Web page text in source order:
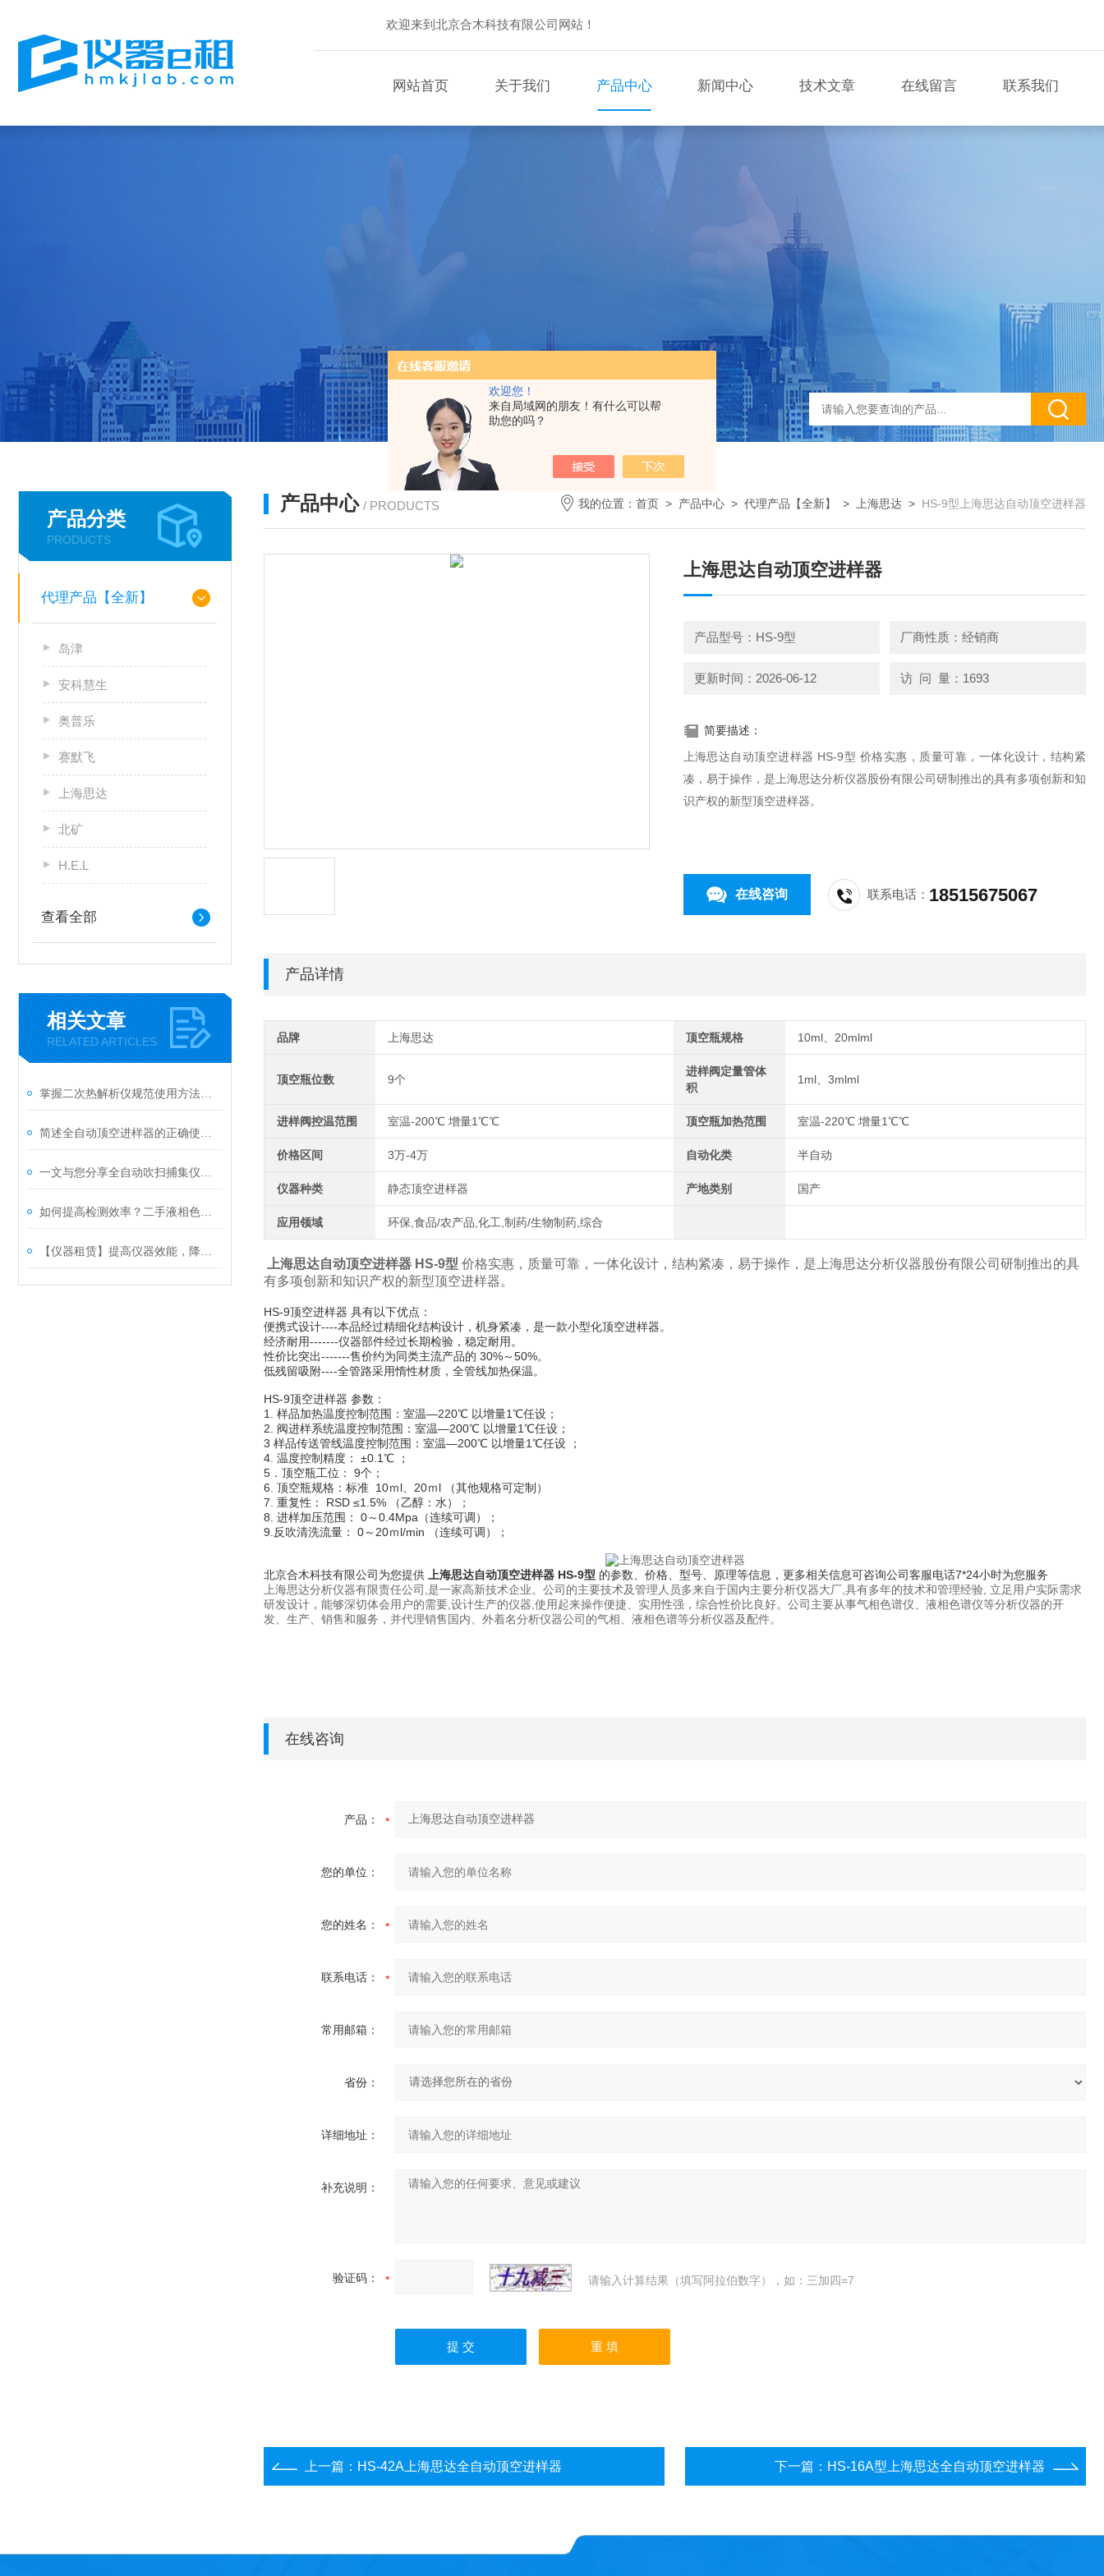
欢迎您！
来自局域网的朋友！有什么可以帮
助您的吗？
欢迎来到北京合木科技有限公司网站！
网站首页 关于我们 产品中心 新闻中心 技术文章 在线留言 联系我们
产品分类
PRODUCTS
代理产品【全新】
岛津
安科慧生
奥普乐
赛默飞
上海思达
北矿
H.E.L
查看全部
相关文章
RELATED ARTICLES
产品中心 / PRODUCTS 我的位置： 首页 > 产品中心 > 代理产品【全新】 > 上海思达 > HS-9型上海思达自动顶空进样器
上海思达自动顶空进样器
产品型号：HS-9型 厂商性质：经销商
更新时间：2026-06-12 访 问 量：1693
简要描述：
上海思达自动顶空进样器 HS-9型 价格实惠，质量可靠，一体化设计，结构紧
凑，易于操作，是上海思达分析仪器股份有限公司研制推出的具有多项创新和知
识产权的新型顶空进样器。
在线咨询 联系电话： 18515675067
产品详情
品牌 上海思达 顶空瓶规格 10ml、20mlml
顶空瓶位数 9个
进样阀定量管体
积
1ml、3mlml
进样阀控温范围 室温-200℃ 增量1℃℃ 顶空瓶加热范围 室温-220℃ 增量1℃℃
价格区间 3万-4万 自动化类 半自动
仪器种类 静态顶空进样器 产地类别 国产
应用领域 环保,食品/农产品,化工,制药/生物制药,综合
上海思达自动顶空进样器 HS-9型 价格实惠，质量可靠，一体化设计，结构紧凑，易于操作，是上海思达分析仪器股份有限公司研制推出的具
有多项创新和知识产权的新型顶空进样器。
HS-9顶空进样器 具有以下优点：
便携式设计----本品经过精细化结构设计，机身紧凑，是一款小型化顶空进样器。
经济耐用-------仪器部件经过长期检验，稳定耐用。
性价比突出-------售价约为同类主流产品的 30%～50%。
低残留吸附----全管路采用惰性材质，全管线加热保温。
HS-9顶空进样器 参数：
1. 样品加热温度控制范围：室温—220℃ 以增量1℃任设；
2. 阀进样系统温度控制范围：室温—200℃ 以增量1℃任设；
3 样品传送管线温度控制范围：室温—200℃ 以增量1℃任设 ；
4. 温度控制精度： ±0.1℃ ；
5．顶空瓶工位： 9个；
6. 顶空瓶规格：标准 10ｍl、20ｍl （其他规格可定制）
7. 重复性： RSD ≤1.5% （乙醇：水）；
8. 进样加压范围： 0～0.4Mpa（连续可调）；
9.反吹清洗流量： 0～20ｍl/min （连续可调）；
北京合木科技有限公司为您提供 上海思达自动顶空进样器 HS-9型 的参数、价格、型号、原理等信息，更多相关信息可咨询公司客服电话7*24小时为您服务
上海思达分析仪器有限责任公司,是一家高新技术企业。公司的主要技术及管理人员多来自于国内主要分析仪器大厂,具有多年的技术和管理经验, 立足用户实际需求
研发设计，能够深切体会用户的需要,设计生产的仪器,使用起来操作便捷、实用性强，综合性价比良好。公司主要从事气相色谱仪、液相色谱仪等分析仪器的开
发、生产、销售和服务，并代理销售国内、外着名分析仪器公司的气相、液相色谱等分析仪器及配件。
在线咨询
产品：
您的单位：
您的姓名：
联系电话：
常用邮箱：
省份：
详细地址：
补充说明：
验证码： 请输入计算结果（填写阿拉伯数字），如：三加四=7
上一篇： HS-42A上海思达全自动顶空进样器 下一篇： HS-16A型上海思达全自动顶空进样器